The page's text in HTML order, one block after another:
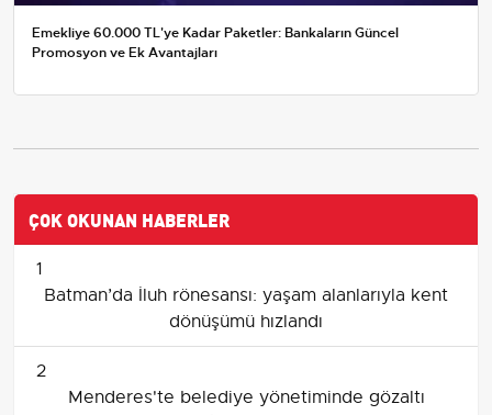
Emekliye 60.000 TL'ye Kadar Paketler: Bankaların Güncel
Promosyon ve Ek Avantajları
ÇOK OKUNAN HABERLER
1
Batman’da İluh rönesansı: yaşam alanlarıyla kent
dönüşümü hızlandı
2
Menderes'te belediye yönetiminde gözaltı